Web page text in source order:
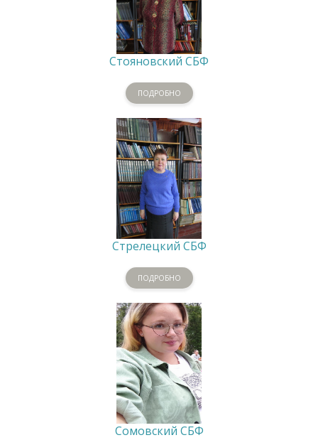
Стояновский СБФ
ПОДРОБНО
Стрелецкий СБФ
ПОДРОБНО
Сомовский СБФ